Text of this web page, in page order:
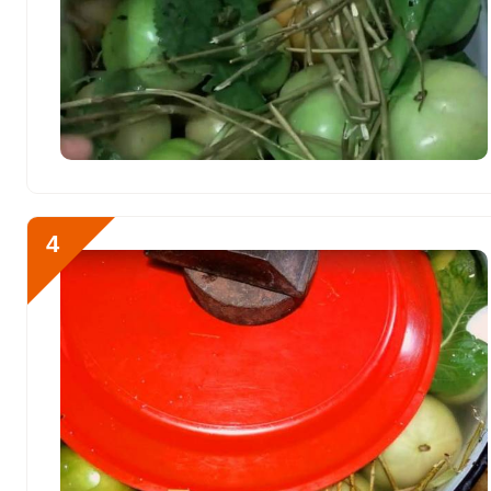
Никель
Рубидий 0
Селен
Хром
Цинк 5.3 мг
0
Молибден 82 мкг
4